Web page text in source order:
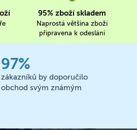
95% zboží skladem
Naprostá většina zboží
připravena k odeslání
97%
zákazníků by doporučilo
obchod svým známým